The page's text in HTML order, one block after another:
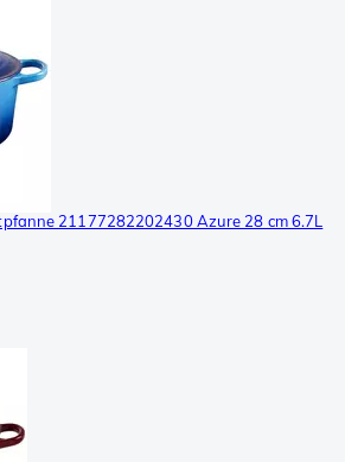
21177282202430 Azure 28 cm 6.7L